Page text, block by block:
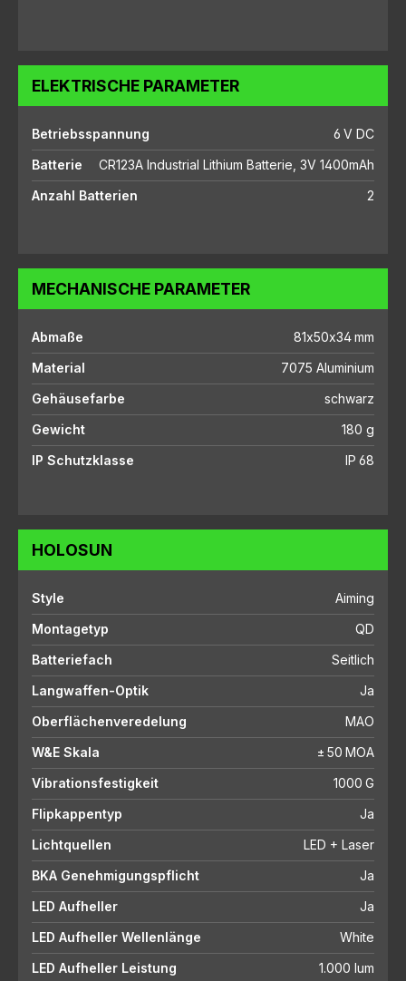
ELEKTRISCHE PARAMETER
Betriebsspannung
6 V DC
Batterie
CR123A Industrial Lithium Batterie, 3V 1400mAh
Anzahl Batterien
2
MECHANISCHE PARAMETER
Abmaße
81x50x34 mm
Material
7075 Aluminium
Gehäusefarbe
schwarz
Gewicht
180 g
IP Schutzklasse
IP 68
HOLOSUN
Style
Aiming
Montagetyp
QD
Batteriefach
Seitlich
Langwaffen-Optik
Ja
Oberflächenveredelung
MAO
W&E Skala
± 50 MOA
Vibrationsfestigkeit
1000 G
Flipkappentyp
Ja
Lichtquellen
LED + Laser
BKA Genehmigungspflicht
Ja
LED Aufheller
Ja
LED Aufheller Wellenlänge
White
LED Aufheller Leistung
1.000 lum